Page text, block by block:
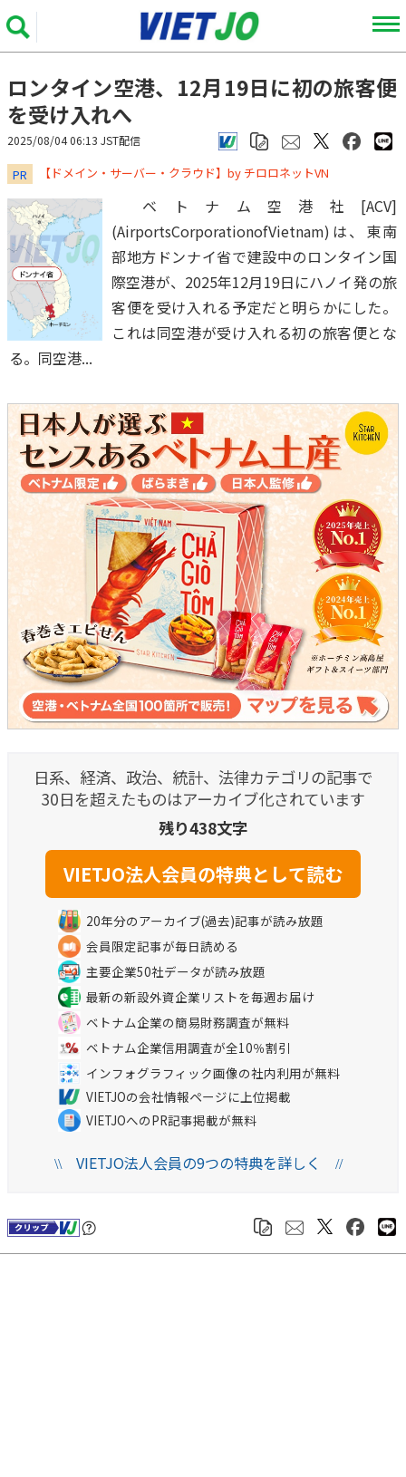
ロンタイン空港、12月19日に初の旅客便
を受け入れへ
2025/08/04 06:13 JST配信
PR ​​​​​​​【ドメイン・サーバー・クラウド】by チロロネットVN
ベトナム空港社[ACV]
(AirportsCorporationofVietnam)は、東南
部地方ドンナイ省で建設中のロンタイン国
際空港が、2025年12月19日にハノイ発の旅
客便を受け入れる予定だと明らかにした。
これは同空港が受け入れる初の旅客便とな
る。同空港...
日系、経済、政治、統計、法律カテゴリの記事で
30日を超えたものはアーカイブ化されています
残り438文字
20年分のアーカイブ(過去)記事が読み放題
会員限定記事が毎日読める
主要企業50社データが読み放題
最新の新設外資企業リストを毎週お届け
ベトナム企業の簡易財務調査が無料
ベトナム企業信用調査が全10％割引
インフォグラフィック画像の社内利用が無料
VIETJOの会社情報ページに上位掲載
VIETJOへのPR記事掲載が無料
\\VIETJO法人会員の9つの特典を詳しく //